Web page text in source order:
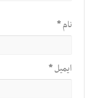
نام*
ایمیل*